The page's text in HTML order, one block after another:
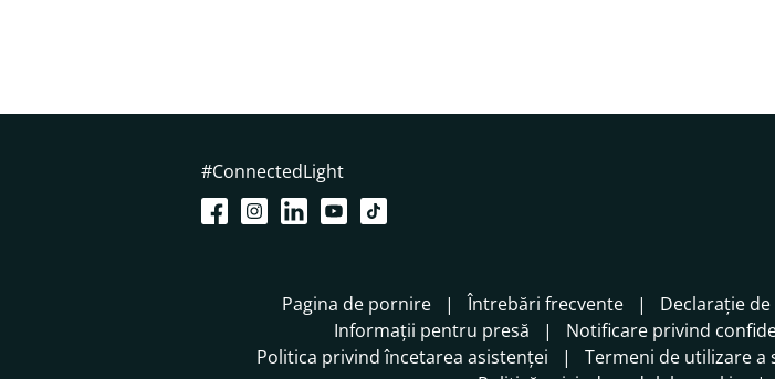
#ConnectedLight
Pagina de pornire Întrebări frecvente Declarație
Informații pentru presă
Notificare privind
Politica privind încetarea asistenței
Termeni de utilizare a